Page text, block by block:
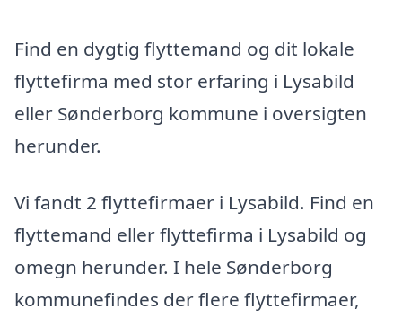
Find en dygtig flyttemand og dit lokale
flyttefirma med stor erfaring i Lysabild
eller Sønderborg kommune i oversigten
herunder.
Vi fandt 2 flyttefirmaer i Lysabild. Find en
flyttemand eller flyttefirma i Lysabild og
omegn herunder. I hele Sønderborg
kommunefindes der flere flyttefirmaer,